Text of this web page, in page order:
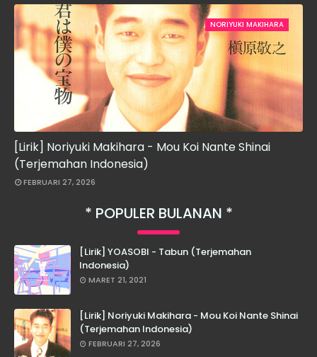
NORIYUKI MAKIHARA
[Lirik] Noriyuki Makihara - Mou Koi Nante Shinai
(Terjemahan Indonesia)
FEBRUARI 27, 2026
POPULER BULANAN
[Lirik] YOASOBI - Tabun (Terjemahan
Indonesia)
MARET 21, 2021
[Lirik] Noriyuki Makihara - Mou Koi Nante Shinai
(Terjemahan Indonesia)
FEBRUARI 27, 2026